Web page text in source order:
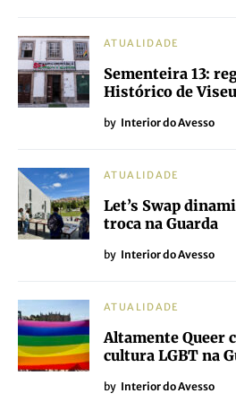
ATUALIDADE
Sementeira 13:
Histórico de
by Interior do Avesso
ATUALIDADE
Let’s Swap
troca na Guarda
by Interior do Avesso
ATUALIDADE
Altamente Queer
cultura LGBT na
by Interior do Avesso